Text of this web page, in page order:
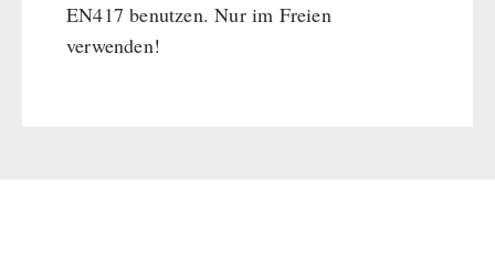
EN417 benutzen. Nur im Freien
verwenden!